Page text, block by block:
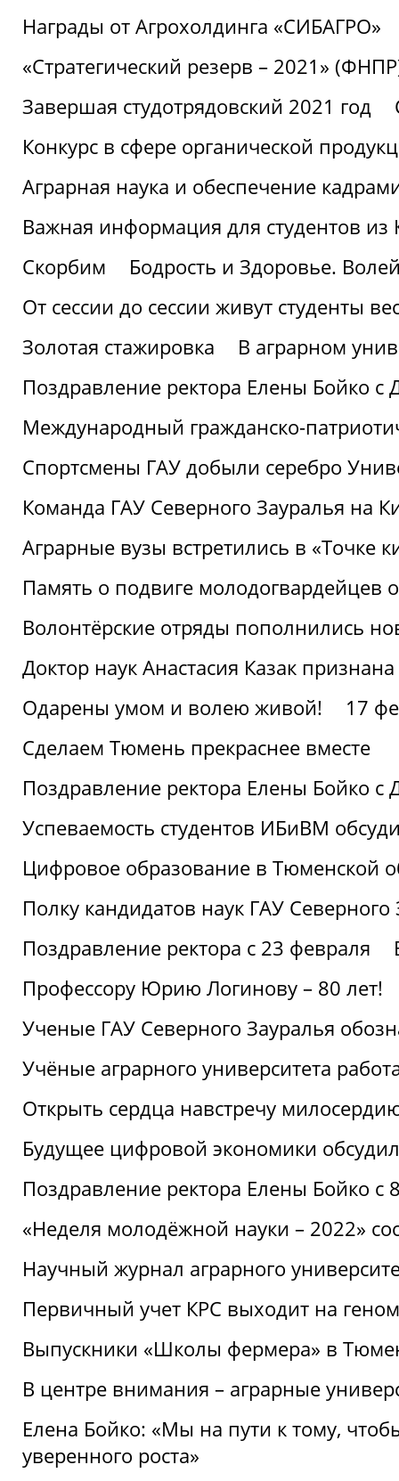
Награды от Агрохолдинга «СИБАГРО»
«Стратегический резерв – 2021»
Завершая студотрядовский 2021 год
Конкурс в сфере органической
Аграрная наука и обеспечение
Важная информация для студентов из
Скорбим
Бодрость и Здоровье.
От сессии до сессии живут студенты
Золотая стажировка
В аграрном
Поздравление ректора Елены Бойко с
Международный гражданско-
Спортсмены ГАУ добыли серебро
Команда ГАУ Северного Зауралья на
Аграрные вузы встретились в «Точке
Память о подвиге молодогвардейцев
Волонтёрские отряды пополнились
Доктор наук Анастасия Казак
Одарены умом и волею живой!
17
Сделаем Тюмень прекраснее вместе
Поздравление ректора Елены Бойко с
Успеваемость студентов ИБиВМ
Цифровое образование в Тюменской
Полку кандидатов наук ГАУ
Поздравление ректора с 23 февраля
Профессору Юрию Логинову – 80 лет!
Ученые ГАУ Северного Зауралья
Учёные аграрного университета
Открыть сердца навстречу
Будущее цифровой экономики
Поздравление ректора Елены Бойко с
«Неделя молодёжной науки – 2022»
Научный журнал аграрного
Первичный учет КРС выходит на
Выпускники «Школы фермера» в
В центре внимания – аграрные
Елена Бойко: «Мы на пути к тому,
уверенного роста»